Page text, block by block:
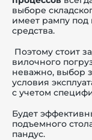
выборе
имеет рампу
средства.
Поэтому стоит
вилочного
неважно, выбор
условия
с учетом
Будет
подъемного
пандус.